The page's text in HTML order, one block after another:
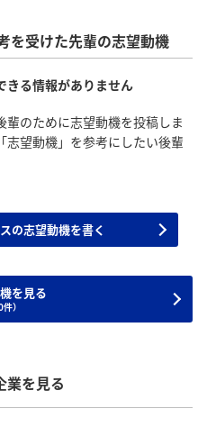
を受けた先輩の志望動機
きる情報がありません
輩のために志望動機を投稿しま
望動機」を参考にしたい後輩
の志望動機を書く
を見る
件）
業を見る